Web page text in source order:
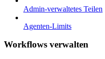
Admin-verwaltetes Teilen
Agenten-Limits
Workflows verwalten